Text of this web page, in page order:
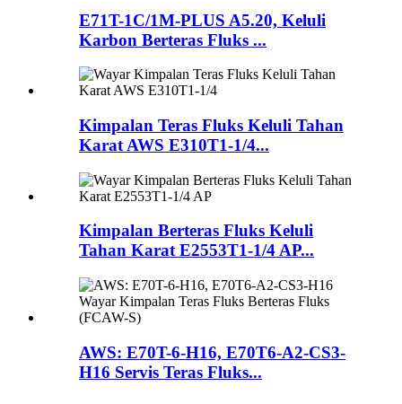
E71T-1C/1M-PLUS A5.20, Keluli
Karbon Berteras Fluks ...
Kimpalan Teras Fluks Keluli Tahan
Karat AWS E310T1-1/4...
Kimpalan Berteras Fluks Keluli
Tahan Karat E2553T1-1/4 AP...
AWS: E70T-6-H16, E70T6-A2-CS3-
H16 Servis Teras Fluks...